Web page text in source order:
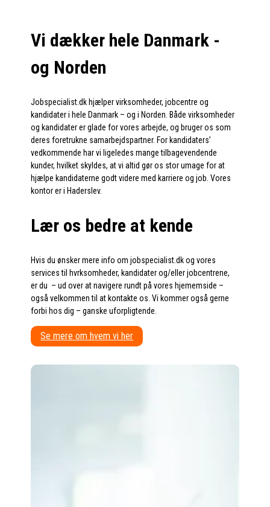
Vi dækker hele Danmark -
og Norden
Jobspecialist.dk hjælper virksomheder, jobcentre og
kandidater i hele Danmark – og i Norden. Både virksomheder
og kandidater er glade for vores arbejde, og bruger os som
deres foretrukne samarbejdspartner. For kandidaters’
vedkommende har vi ligeledes mange tilbagevendende
kunder, hvilket skyldes, at vi altid gør os stor umage for at
hjælpe kandidaterne godt videre med karriere og job. Vores
kontor er i Haderslev.
Lær os bedre at kende
Hvis du ønsker mere info om jobspecialist.dk og vores
services til hvrksomheder, kandidater og/eller jobcentrene,
er du – ud over at navigere rundt på vores hjememside –
også velkommen til at kontakte os. Vi kommer også gerne
forbi hos dig – ganske uforpligtende.
Se mere om hvem vi her